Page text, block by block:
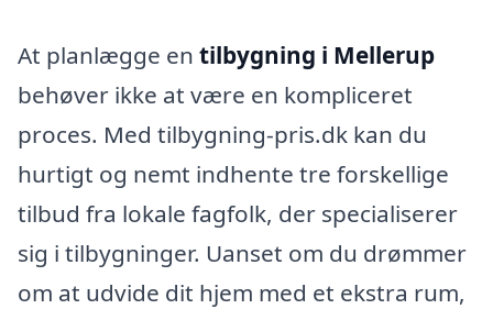
At planlægge en tilbygning i Mellerup
behøver ikke at være en kompliceret
proces. Med tilbygning-pris.dk kan du
hurtigt og nemt indhente tre forskellige
tilbud fra lokale fagfolk, der specialiserer
sig i tilbygninger. Uanset om du drømmer
om at udvide dit hjem med et ekstra rum,